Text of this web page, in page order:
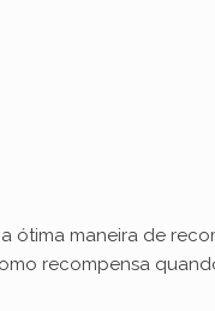
ótima maneira de
recompensa